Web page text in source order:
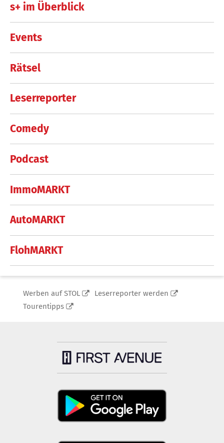
s+ im Überblick
Events
Rätsel
Leserreporter
Comedy
Podcast
ImmoMARKT
AutoMARKT
FlohMARKT
Werben auf STOL
Leserreporter werden
Tourentipps